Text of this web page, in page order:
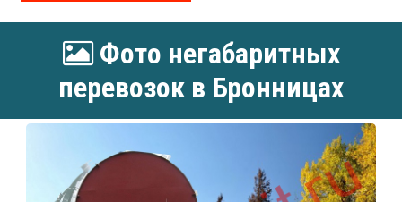
Фото негабаритных
перевозок в Бронницах